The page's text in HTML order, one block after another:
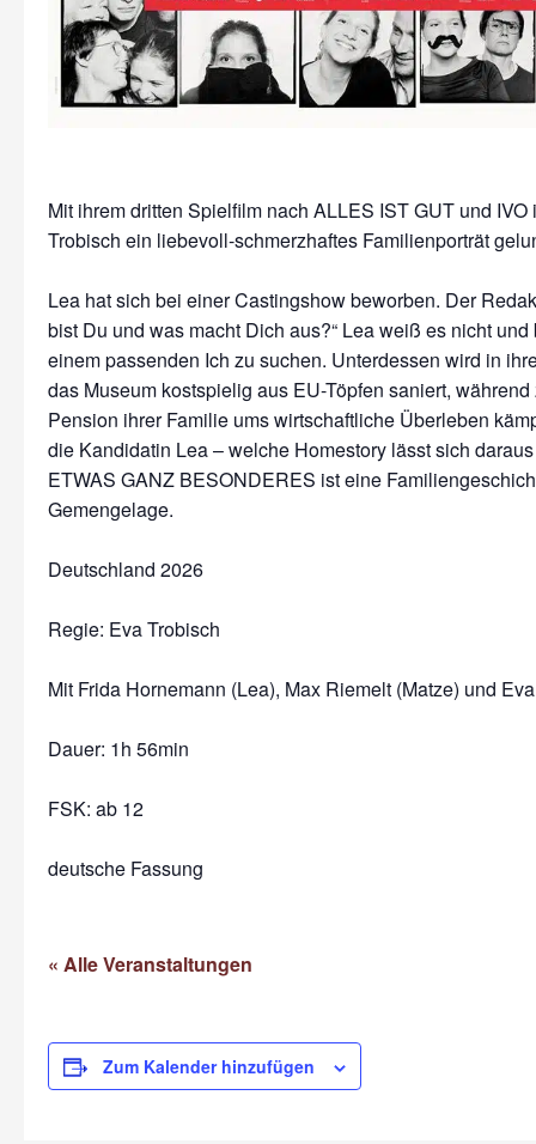
Mit ihrem dritten Spielfilm nach ALLES IST GUT und IVO
Trobisch ein liebevoll-schmerzhaftes Familienporträt
Lea hat sich bei einer Castingshow beworben. Der
bist Du und was macht Dich aus?“ Lea weiß es nicht
einem passenden Ich zu suchen. Unterdessen wird in
das Museum kostspielig aus EU-Töpfen saniert,
Pension ihrer Familie ums wirtschaftliche Überleben
die Kandidatin Lea – welche Homestory lässt sich
ETWAS GANZ BESONDERES ist eine
Gemengelage.
Deutschland 2026
Regie: Eva Trobisch
Mit Frida Hornemann (Lea), Max Riemelt (Matze) und
Dauer: 1h 56min
FSK: ab 12
deutsche Fassung
« Alle Veranstaltungen
Zum Kalender hinzufügen